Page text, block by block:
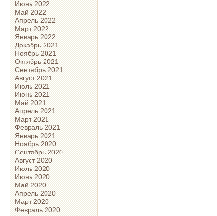
Июнь 2022
Май 2022
Апрель 2022
Март 2022
Январь 2022
Декабрь 2021
Ноябрь 2021
Октябрь 2021
Сентябрь 2021
Август 2021
Июль 2021
Июнь 2021
Май 2021
Апрель 2021
Март 2021
Февраль 2021
Январь 2021
Ноябрь 2020
Сентябрь 2020
Август 2020
Июль 2020
Июнь 2020
Май 2020
Апрель 2020
Март 2020
Февраль 2020